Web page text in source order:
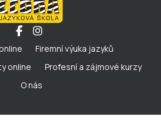
Firemní výuka jazyků
online
Profesní a zájmové kurzy
O nás